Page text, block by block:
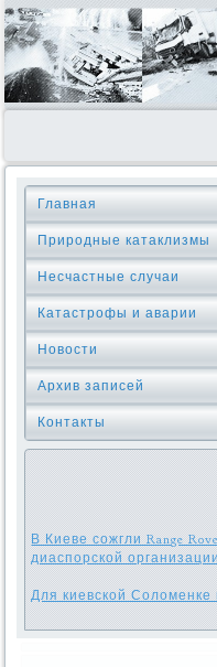
Главная
Природные катаклизмы
Несчастные случаи
Катастрофы и аварии
Новости
Архив записей
Контакты
В Киеве сожгли Range
диаспорской организации
Для киевской Соломенке